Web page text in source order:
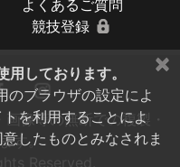
よくあるご質問
競技登録
像等の無断での複製・
す。
Reserved.
×
しております。
ブラウザの設定によ
を利用することによ
意したものとみなされま